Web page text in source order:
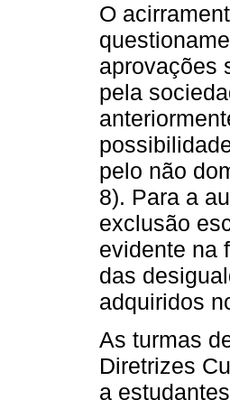
O
aprovações
pela
pelo não
8). Para a
exclusão
evidente na
das
adquiridos
As turmas
Diretrizes
a